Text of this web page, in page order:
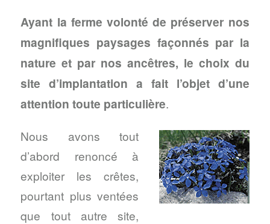
Ayant la ferme volonté de préserver nos
magnifiques paysages façonnés par la
nature et par nos ancêtres, le choix du
site d’implantation a fait l’objet d’une
attention toute particulière.
Nous avons tout
d’abord renoncé à
exploiter les crêtes,
pourtant plus ventées
que tout autre site,